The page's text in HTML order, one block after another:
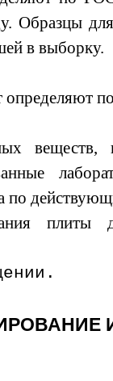
Образцы
в выборку.
определяют
веществ,
по
плиты